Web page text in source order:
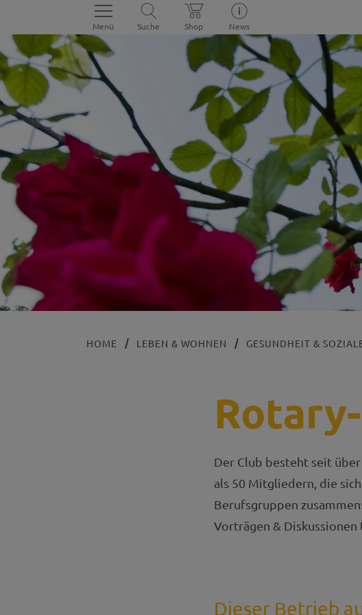
Menü Suche Shop News
HOME LEBEN & WOHNEN GESUNDHEIT &
Der Club besteht seit
als 50 Mitgliedern, die
Berufsgruppen
Vorträgen & Diskussionen
Dieser Betrieb